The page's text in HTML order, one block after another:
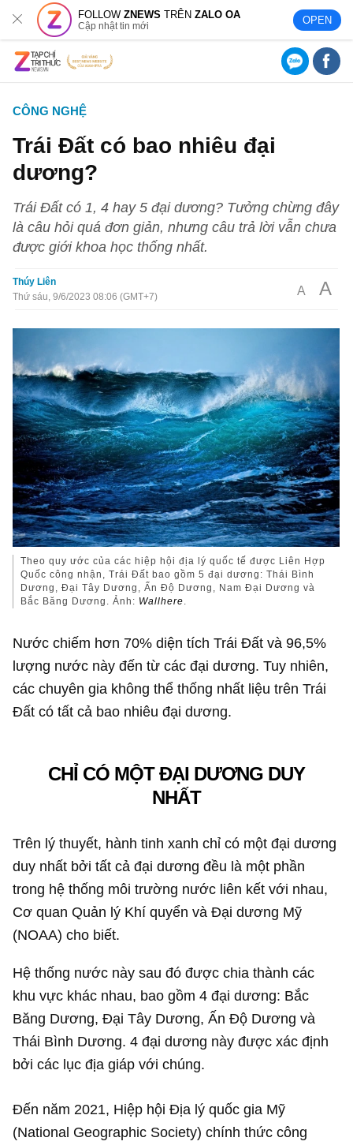
FOLLOWZNEWS TRÊNZALO OA
Cập nhật tin mới OPEN
CÔNG NGHỆ
Trái Đất có bao nhiêu đại
dương?
Trái Đất có 1, 4 hay 5 đại dương? Tưởng chừng đây
là câu hỏi quá đơn giản, nhưng câu trả lời vẫn chưa
được giới khoa học thống nhất.
Thúy Liên
Thứ sáu, 9/6/2023 08:06 (GMT+7)
A A
Theo quy ước của các hiệp hội địa lý quốc tế được Liên Hợp
Quốc công nhận, Trái Đất bao gồm 5 đại dương: Thái Bình
Dương, Đại Tây Dương, Ấn Độ Dương, Nam Đại Dương và
Bắc Băng Dương. Ảnh: Wallhere.
Nước chiếm hơn 70% diện tích Trái Đất và 96,5%
lượng nước này đến từ các đại dương. Tuy nhiên,
các chuyên gia không thể thống nhất liệu trên Trái
Đất có tất cả bao nhiêu đại dương.
CHỈ CÓ MỘT ĐẠI DƯƠNG DUY
NHẤT
Trên lý thuyết, hành tinh xanh chỉ có một đại dương
duy nhất bởi tất cả đại dương đều là một phần
trong hệ thống môi trường nước liên kết với nhau,
Cơ quan Quản lý Khí quyển và Đại dương Mỹ
(NOAA) cho biết.
Hệ thống nước này sau đó được chia thành các
khu vực khác nhau, bao gồm 4 đại dương: Bắc
Băng Dương, Đại Tây Dương, Ấn Độ Dương và
Thái Bình Dương. 4 đại dương này được xác định
bởi các lục địa giáp với chúng.
Đến năm 2021, Hiệp hội Địa lý quốc gia Mỹ
(National Geographic Society) chính thức công